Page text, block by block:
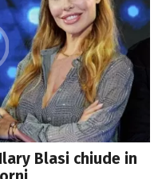
Blasi chiude in